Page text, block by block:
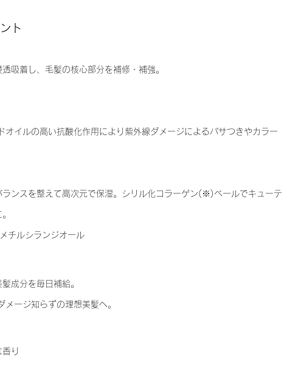
ト
吸着し、毛髪の核心部分を補修・補強。
ランスを整えて高次元で保湿。シリル化コラーゲン(※)ベールでキューテ
チルシランジオール
成分を毎日補給。
ージ知らずの理想美髪へ。
り